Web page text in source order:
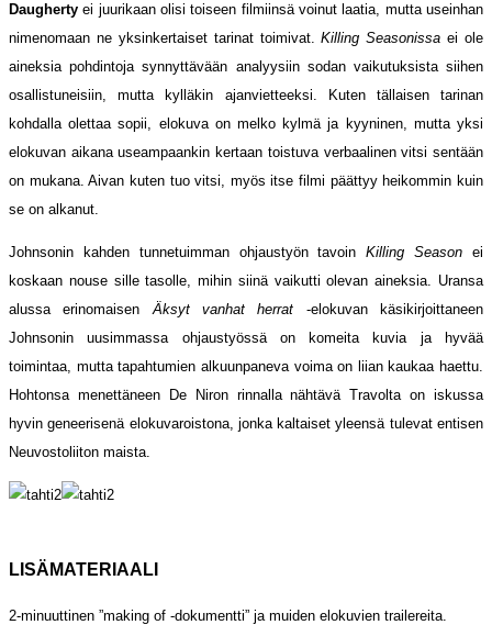
Daugherty ei juurikaan olisi toiseen filmiinsä voinut laatia, mutta useinhan
nimenomaan ne yksinkertaiset tarinat toimivat.Killing Seasonissa ei ole
aineksia pohdintoja synnyttävään analyysiin sodan vaikutuksista siihen
osallistuneisiin, mutta kylläkin ajanvietteeksi. Kuten tällaisen tarinan
kohdalla olettaa sopii, elokuva on melko kylmä ja kyyninen, mutta yksi
elokuvan aikana useampaankin kertaan toistuva verbaalinen vitsi sentään
on mukana. Aivan kuten tuo vitsi, myös itse filmi päättyy heikommin kuin
se on alkanut.
Johnsonin kahden tunnetuimman ohjaustyön tavoinKilling Season ei
koskaan nouse sille tasolle, mihin siinä vaikutti olevan aineksia. Uransa
alussa erinomaisenÄksyt vanhat herrat -elokuvan käsikirjoittaneen
Johnsonin uusimmassa ohjaustyössä on komeita kuvia ja hyvää
toimintaa, mutta tapahtumien alkuunpaneva voima on liian kaukaa haettu.
Hohtonsa menettäneen De Niron rinnalla nähtävä Travolta on iskussa
hyvin geneerisenä elokuvaroistona, jonka kaltaiset yleensä tulevat entisen
Neuvostoliiton maista.
LISÄMATERIAALI
2-minuuttinen ”making of -dokumentti” ja muiden elokuvien trailereita.